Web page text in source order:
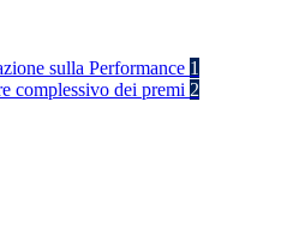
sulla Performance 1
complessivo dei premi 2